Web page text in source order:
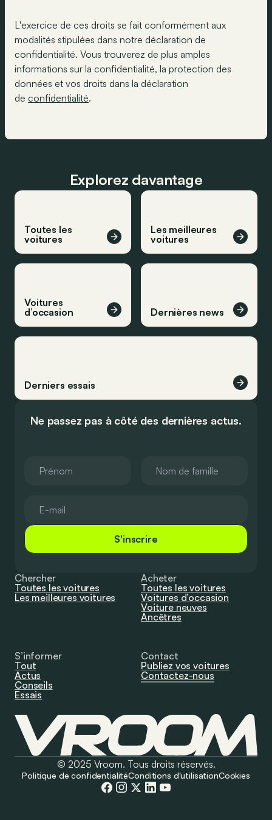
L'exercice de ces droits se fait conformément aux
modalités stipulées dans notre déclaration de
confidentialité. Vous trouverez de plus amples
informations sur la confidentialité, la protection des
données et vos droits dans la déclaration
de confidentialité.
Explorez davantage
Toutes les
voitures
Les meilleures
voitures
Voitures
d’occasion
Dernières news
Derniers essais
Ne passez pas à côté des dernières actus.
S'inscrire
Chercher
Toutes les voitures
Les meilleures voitures
Acheter
Toutes les voitures
Voitures d’occasion
Voiture neuves
Ancêtres
S’informer
Tout
Actus
Conseils
Essais
Contact
Publiez vos voitures
Contactez-nous
© 2025 Vroom. Tous droits réservés.
Politique de confidentialitéConditions d'utilisationCookies